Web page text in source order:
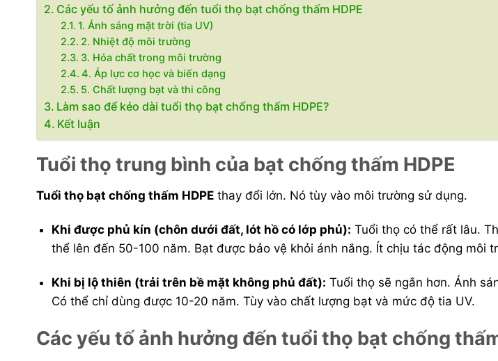
Các yếu tố ảnh hưởng đến tuổi thọ bạt chống thấm HDPE
1. Ánh sáng mặt trời (tia UV)
2. Nhiệt độ môi trường
3. Hóa chất trong môi trường
4. Áp lực cơ học và biến dạng
5. Chất lượng bạt và thi công
Làm sao để kéo dài tuổi thọ bạt chống thấm HDPE?
Kết luận
Tuổi thọ trung bình của bạt chống thấm HDPE
Tuổi thọ bạt chống thấm HDPE thay đổi lớn. Nó tùy vào môi trường sử dụng.
Khi được phủ kín (chôn dưới đất, lót hồ có lớp phủ): Tuổi thọ có thể rất lâu.
thể lên đến 50-100 năm. Bạt được bảo vệ khỏi ánh nắng. Ít chịu tác động môi
Khi bị lộ thiên (trải trên bề mặt không phủ đất): Tuổi thọ sẽ ngắn hơn. Ánh
Có thể chỉ dùng được 10-20 năm. Tùy vào chất lượng bạt và mức độ tia UV.
Các yếu tố ảnh hưởng đến tuổi thọ bạt chống